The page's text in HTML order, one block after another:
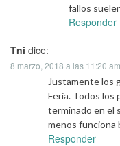
fallos
Responder
Tni dice:
8 marzo, 2018 a las 11:20 am
Justamente los
Feria. Todos los
terminado en el
menos funciona
Responder